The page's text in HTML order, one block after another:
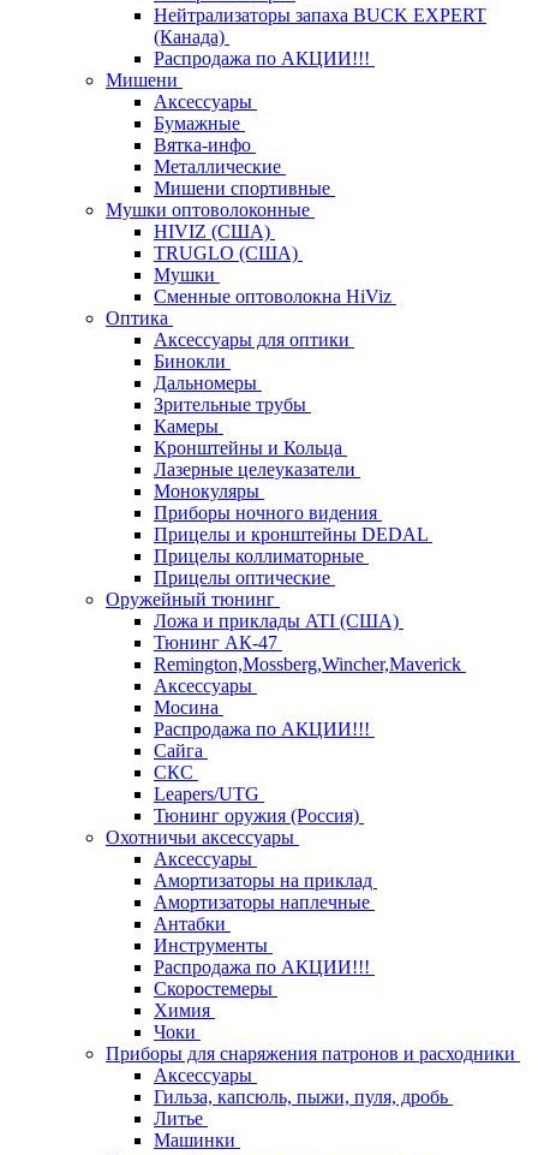
Нейтрализаторы запаха BUCK EXPERT
(Канада)
Распродажа по АКЦИИ!!!
Мишени
Аксессуары
Бумажные
Вятка-инфо
Металлические
Мишени спортивные
Мушки оптоволоконные
HIVIZ (США)
TRUGLO (США)
Мушки
Сменные оптоволокна HiViz
Оптика
Аксессуары для оптики
Бинокли
Дальномеры
Зрительные трубы
Камеры
Кронштейны и Кольца
Лазерные целеуказатели
Монокуляры
Приборы ночного видения
Прицелы и кронштейны DEDAL
Прицелы коллиматорные
Прицелы оптические
Оружейный тюнинг
Ложа и приклады ATI (США)
Тюнинг АК-47
Remington,Mossberg,Wincher,Maverick
Аксессуары
Мосина
Распродажа по АКЦИИ!!!
Сайга
СКС
Leapers/UTG
Тюнинг оружия (Россия)
Охотничьи аксессуары
Аксессуары
Амортизаторы на приклад
Амортизаторы наплечные
Антабки
Инструменты
Распродажа по АКЦИИ!!!
Скоростемеры
Химия
Чоки
Приборы для снаряжения патронов и расходники
Аксессуары
Гильза, капсюль, пыжи, пуля, дробь
Литье
Машинки